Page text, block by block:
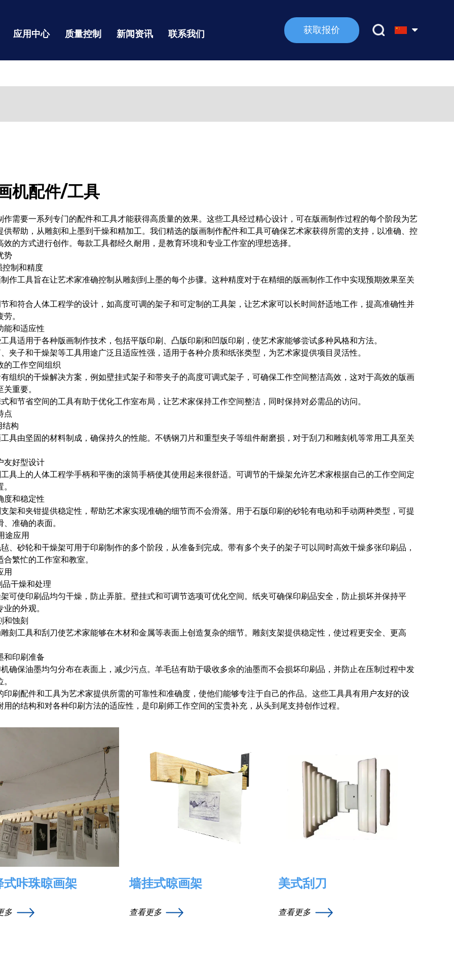
应用中心 质量控制 新闻资讯 联系我们 获取报价
机配件/工具
作需要一系列专门的配件和工具才能获得高质量的效果。这些工具经过精心设计，可在版画制作过程的每个阶段为艺
供帮助，从雕刻和上墨到干燥和精加工。我们精选的版画制作配件和工具可确保艺术家获得所需的支持，以准确、控
效的方式进行创作。每款工具都经久耐用，是教育环境和专业工作室的理想选择。
势
控制和精度
作工具旨在让艺术家准确控制从雕刻到上墨的每个步骤。这种精度对于在精细的版画制作工作中实现预期效果至关
和符合人体工程学的设计，如高度可调的架子和可定制的工具架，让艺术家可以长时间舒适地工作，提高准确性并
。
能和适应性
具适用于各种版画制作技术，包括平版印刷、凸版印刷和凹版印刷，使艺术家能够尝试多种风格和方法。
夹子和干燥架等工具用途广泛且适应性强，适用于各种介质和纸张类型，为艺术家提供项目灵活性。
的工作空间组织
组织的干燥解决方案，例如壁挂式架子和带夹子的高度可调式架子，可确保工作空间整洁高效，这对于高效的版画
关重要。
和节省空间的工具有助于优化工作室布局，让艺术家保持工作空间整洁，同时保持对必需品的访问。
点
结构
具由坚固的材料制成，确保持久的性能。不锈钢刀片和重型夹子等组件耐磨损，对于刮刀和雕刻机等常用工具至关
友好型设计
具上的人体工程学手柄和平衡的滚筒手柄使其使用起来很舒适。可调节的干燥架允许艺术家根据自己的工作空间定
度和稳定性
架和夹钳提供稳定性，帮助艺术家实现准确的细节而不会滑落。用于石版印刷的砂轮有电动和手动两种类型，可提
、准确的表面。
途应用
、砂轮和干​​燥架可用于印刷制作的多个阶段，从准备到完成。带有多个夹子的架子可以同时高效干燥多张印刷品，
合繁忙的工作室和教室。
用
品干燥和处理
可使印刷品均匀干燥，防止弄脏。壁挂式和可调节选项可优化空间。纸夹可确保印刷品安全，防止损坏并保持平
业的外观。
和蚀刻
刻工具和刮刀使艺术家能够在木材和金属等表面上创造复杂的细节。雕刻支架提供稳定性，使过程更安全、更高
和印刷准备
确保油墨均匀分布在表面上，减少污点。羊毛毡有助于吸收多余的油墨而不会损坏印刷品，并防止在压制过程中发
印刷配件和工具为艺术家提供所需的可靠性和准确度，使他们能够专注于自己的作品。这些工具具有用户友好的设
用的结构和对各种印刷方法的适应性，是印刷师工作空间的宝贵补充，从头到尾支持创作过程。
式咔珠晾画架
多
墙挂式晾画架
查看更多
美式刮刀
查看更多